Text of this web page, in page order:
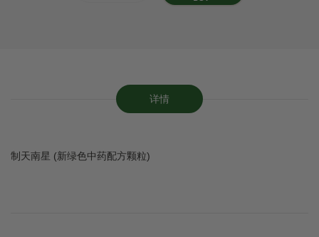
详情
制天南星 (新绿色中药配方颗粒)